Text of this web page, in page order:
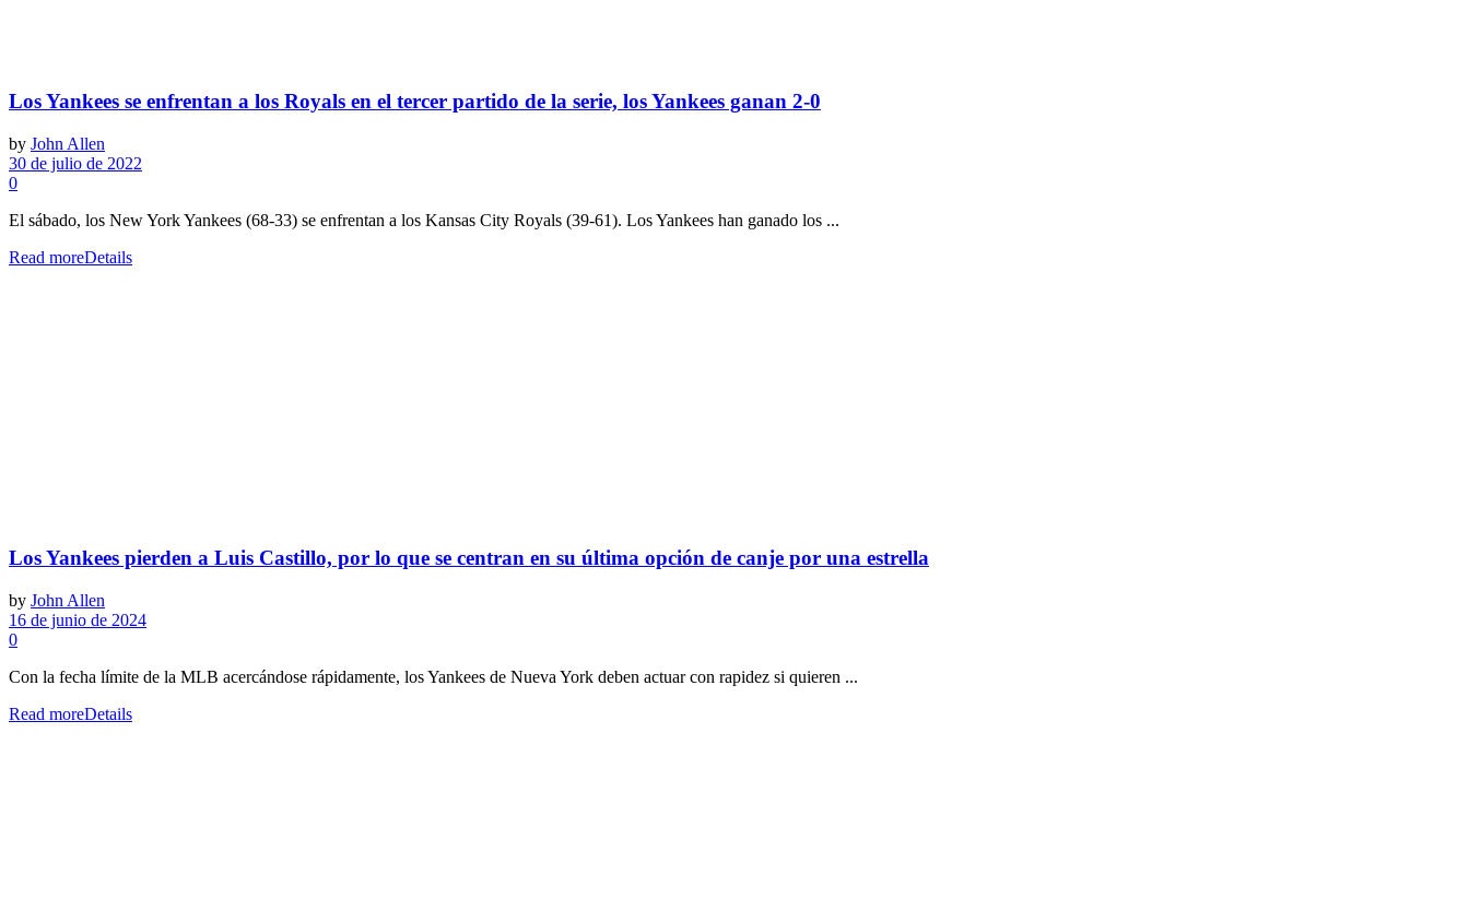
Los Yankees se enfrentan a los Royals en el tercer partido de la serie, los Yankees ganan 2-0
by John Allen
30 de julio de 2022
0
El sábado, los New York Yankees (68-33) se enfrentan a los Kansas City Royals (39-61). Los Yankees han ganado los ...
Read moreDetails
Los Yankees pierden a Luis Castillo, por lo que se centran en su última opción de canje por una estrella
by John Allen
16 de junio de 2024
0
Con la fecha límite de la MLB acercándose rápidamente, los Yankees de Nueva York deben actuar con rapidez si quieren ...
Read moreDetails